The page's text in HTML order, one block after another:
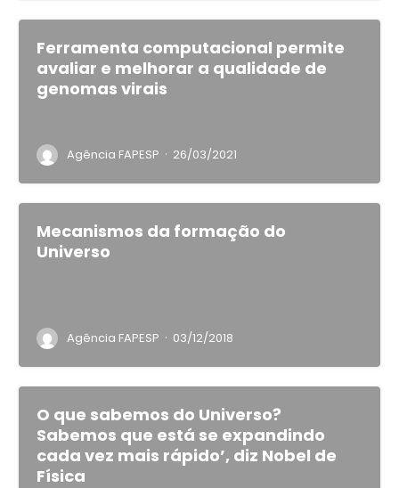
Ferramenta computacional permite
avaliar e melhorar a qualidade de
genomas virais
Agência FAPESP · 26/03/2021
Mecanismos da formação do
Universo
Agência FAPESP · 03/12/2018
O que sabemos do Universo?
Sabemos que está se expandindo
cada vez mais rápido’, diz Nobel de
Física